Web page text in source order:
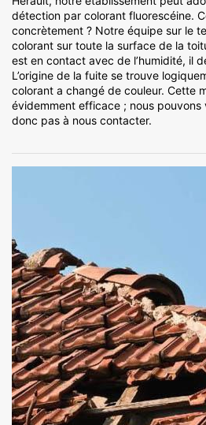
détection par colorant fluorescéine.
concrètement ? Notre équipe sur le
colorant sur toute la surface de la
est en contact avec de l’humidité, il
L’origine de la fuite se trouve
colorant a changé de couleur. Cette
évidemment efficace ; nous pouvons
donc pas à nous contacter.